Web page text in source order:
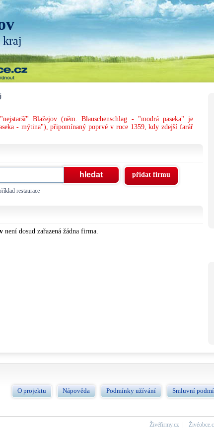
kraj
Blažejov (něm. Blauschenschlag - "modrá paseka" je
- mýtina"), připomínaný poprvé v roce 1359, kdy zdejší farář
restaurace
přidat firmu
není dosud zařazená žádna firma.
O projektu Nápověda Podmínky užívání Smluvní
Živéfirmy.cz